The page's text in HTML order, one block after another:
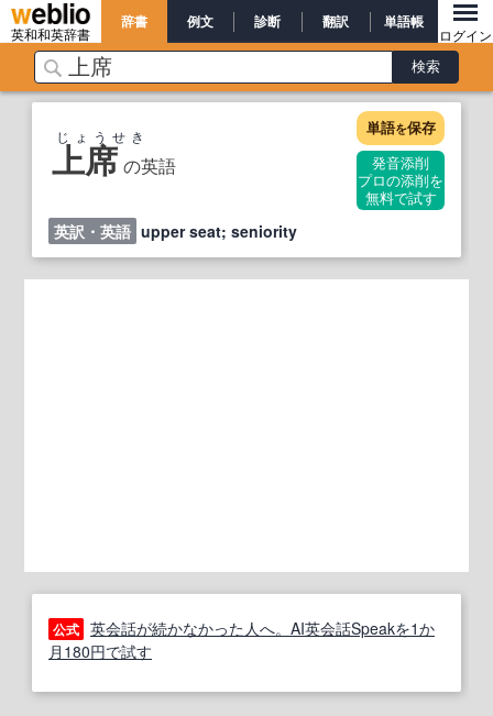
英和和英辞書
辞書 例文 診断 翻訳 単語帳
ログイン
上席 の英語
じょうせき 単語を保存
発音添削
プロの添削を
無料で試す
英訳・英語 upper seat; seniority
公式 英会話が続かなかった人へ。AI英会話Speakを1か
月180円で試す